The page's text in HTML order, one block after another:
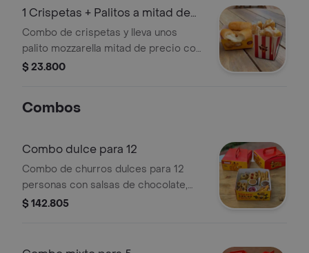
1 Crispetas + Palitos a mitad de
precio
Combo de crispetas y lleva unos
palito mozzarella mitad de precio con
salsas
$ 23.800
Combos
Combo dulce para 12
Combo de churros dulces para 12
personas con salsas de chocolate,
arequipe y fresa.
$ 142.805